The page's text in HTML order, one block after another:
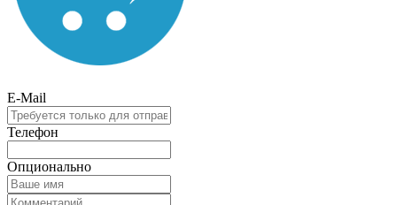
E-Mail
Телефон
Опционально